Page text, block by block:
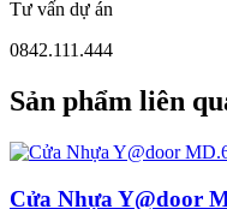
Tư vấn dự án
0842.111.444
Sản phẩm liên
Cửa Nhựa Y@door